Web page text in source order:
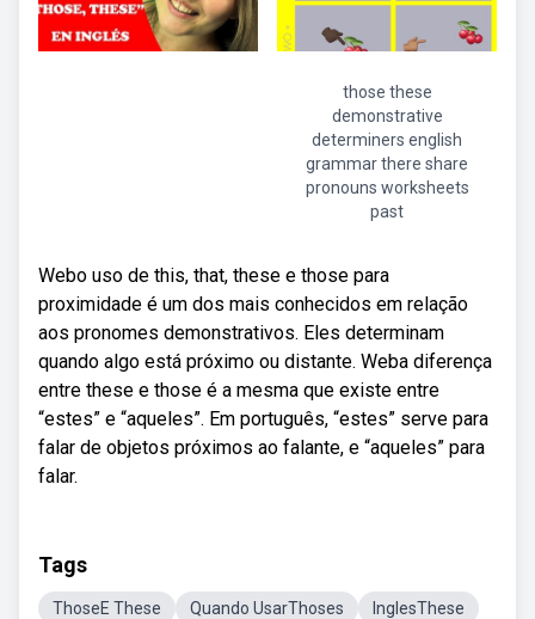
those these
demonstrative
determiners english
grammar there share
pronouns worksheets
past
Webo uso de this, that, these e those para
proximidade é um dos mais conhecidos em relação
aos pronomes demonstrativos. Eles determinam
quando algo está próximo ou distante. Weba diferença
entre these e those é a mesma que existe entre
“estes” e “aqueles”. Em português, “estes” serve para
falar de objetos próximos ao falante, e “aqueles” para
falar.
Tags
ThoseE These Quando UsarThoses
InglesThese